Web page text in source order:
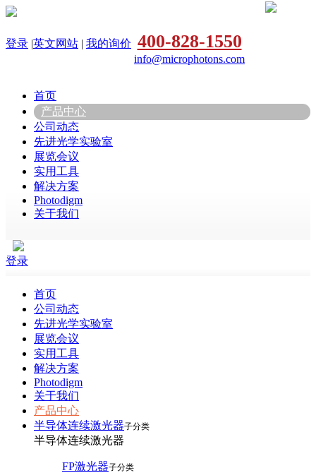
登录 |英文网站 | 我的询价 400-828-1550
info@microphotons.com
首页
产品中心
公司动态
先进光学实验室
展览会议
实用工具
解决方案
Photodigm
关于我们
登录
首页
公司动态
先进光学实验室
展览会议
实用工具
解决方案
Photodigm
关于我们
产品中心
半导体连续激光器子分类
半导体连续激光器
FP激光器子分类